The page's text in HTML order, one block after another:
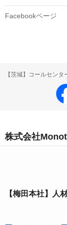
Facebookページ
【茨城】コールセン
株式会社
【梅田本社】人